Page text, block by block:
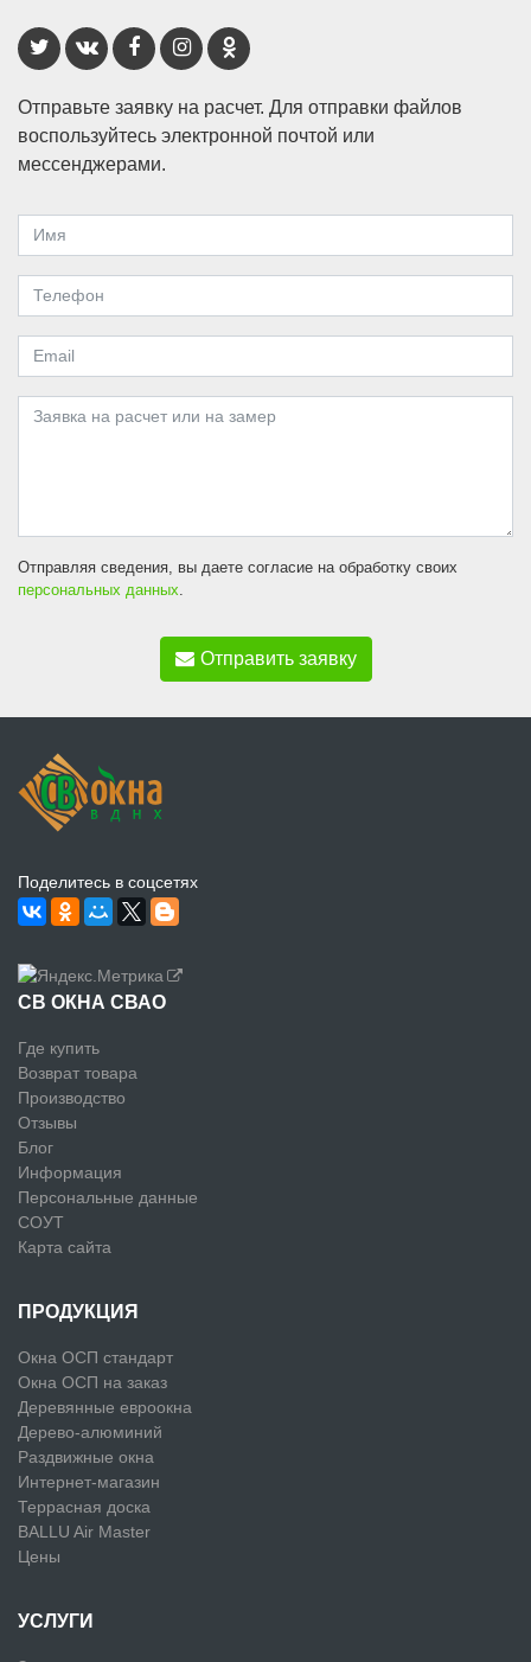
Отправьте заявку на расчет. Для отправки файлов
воспользуйтесь электронной почтой или
мессенджерами.
Отправляя сведения, вы даете согласие на обработку своих
персональных данных
Отправить заявку
Поделитесь в соцсетях
СВ ОКНА СВАО
Где купить
Возврат товара
Производство
Отзывы
Блог
Информация
Персональные данные
СОУТ
Карта сайта
ПРОДУКЦИЯ
Окна ОСП стандарт
Окна ОСП на заказ
Деревянные евроокна
Дерево-алюминий
Раздвижные окна
Интернет-магазин
Террасная доска
BALLU Air Master
Цены
УСЛУГИ